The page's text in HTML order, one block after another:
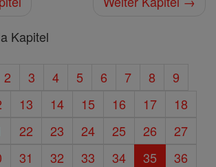
Kapitel
2 3 4 5 6 7 8
9
13 14 15 16 17
18
22 23 24 25 26
27
31 32 33 34 35
36